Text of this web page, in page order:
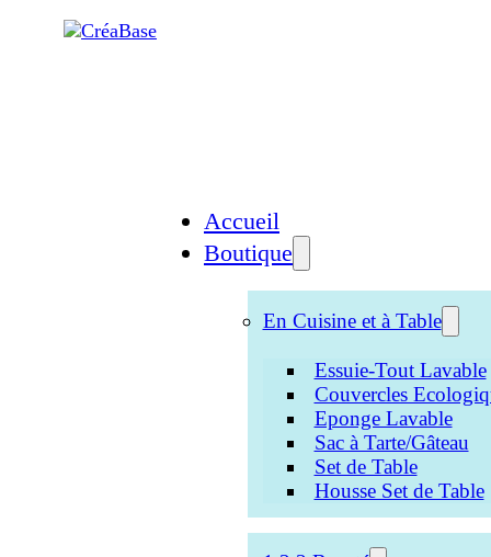
Accueil
Boutique
En Cuisine et à Table
Essuie-Tout Lavable
Couvercles
Eponge Lavable
Sac à Tarte/Gâteau
Set de Table
Housse Set de Table